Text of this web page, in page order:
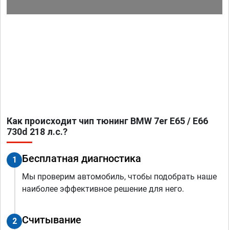
Как происходит чип тюнинг BMW 7er E65 / E66
730d 218 л.с.?
1 Бесплатная диагностика
Мы проверим автомобиль, чтобы подобрать наше
наиболее эффективное решение для него.
2 Считывание